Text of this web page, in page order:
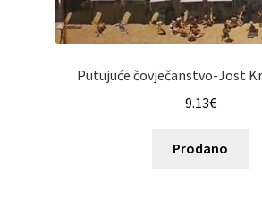
Putujuće čovječanstvo-Jost
9.13€
Prodano